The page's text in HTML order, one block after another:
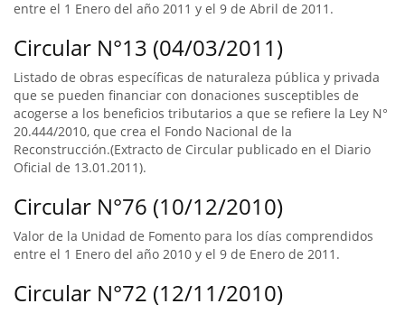
entre el 1 Enero del año 2011 y el 9 de Abril de 2011.
Circular N°13 (04/03/2011)
Listado de obras específicas de naturaleza pública y privada
que se pueden financiar con donaciones susceptibles de
acogerse a los beneficios tributarios a que se refiere la Ley N°
20.444/2010, que crea el Fondo Nacional de la
Reconstrucción.(Extracto de Circular publicado en el Diario
Oficial de 13.01.2011).
Circular N°76 (10/12/2010)
Valor de la Unidad de Fomento para los días comprendidos
entre el 1 Enero del año 2010 y el 9 de Enero de 2011.
Circular N°72 (12/11/2010)